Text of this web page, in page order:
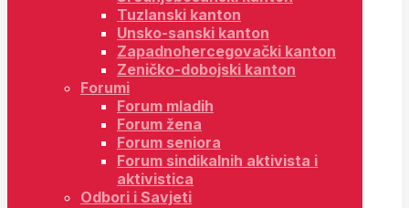
Tuzlanski kanton
Unsko-sanski kanton
Zapadnohercegovački kanton
Zeničko-dobojski kanton
Forumi
Forum mladih
Forum žena
Forum seniora
Forum sindikalnih aktivista i
aktivistica
Odbori i Savjeti